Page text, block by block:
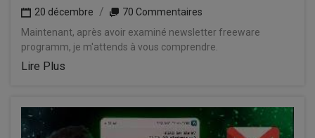
20 décembre
70 Commentaires
Maintenant, après avoir examiné newsletter freeware
programm, je m'attends à vous comprendre.
Lire Plus